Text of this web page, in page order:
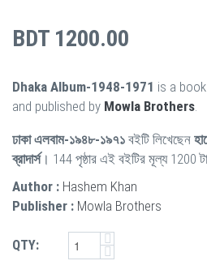
BDT 1200.00
Dhaka Album-1948-1971 is a
and published by Mowla Brothers
ঢাকা এলবাম-১৯৪৮-১৯৭১ বইটি লিখেছেন
ব্রাদার্স। 144 পৃষ্ঠার এই বইটির মূল্য 1200
Author : Hashem Khan
Publisher : Mowla Brothers
QTY: